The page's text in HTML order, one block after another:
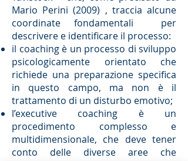
Mario Perini (2009) , traccia alcune
coordinate fondamentali per
descrivere e identificare il processo:
il coaching è un processo di sviluppo
psicologicamente orientato che
richiede una preparazione specifica
in questo campo, ma non è il
trattamento di un disturbo emotivo;
l’executive coaching è un
procedimento complesso e
multidimensionale, che deve tener
conto delle diverse aree che